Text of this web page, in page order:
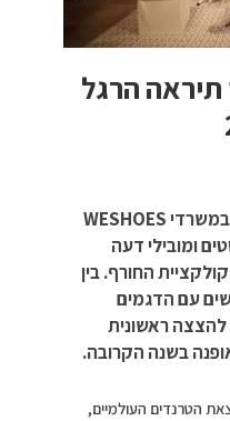
הרגל
בוקר תל אביבי נוצץ במיוחד: במשרדי WESHOES
ומובילי דעה
החורף. בין
עם הדגמים
להצצה ראשונית
בשנה הקרובה.
הטרנדים העולמיים,